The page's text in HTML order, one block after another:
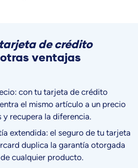
tarjeta de crédito
ventajas
con tu tarjeta de crédito
el mismo artículo a un precio
y recupera la diferencia.
extendida: el seguro de tu tarjeta
duplica la garantía otorgada
cualquier producto.